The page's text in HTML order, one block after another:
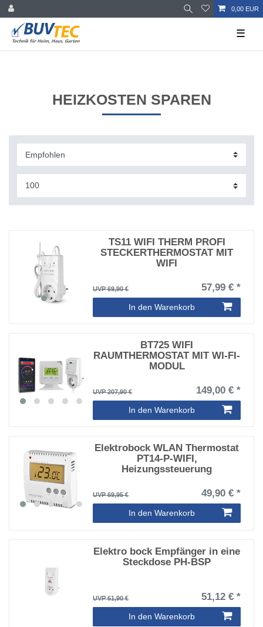
0,00 EUR
☰
HEIZKOSTEN SPAREN
TS11 WIFI THERM PROFI
STECKERTHERMOSTAT MIT
WIFI
UVP 69,90 € 57,99 € *
In den Warenkorb
BT725 WIFI
RAUMTHERMOSTAT MIT WI-FI-
MODUL
UVP 207,90 € 149,00 € *
In den Warenkorb
Elektrobock WLAN Thermostat
PT14-P-WIFI,
Heizungssteuerung
UVP 69,95 € 49,90 € *
In den Warenkorb
Elektro bock Empfänger in eine
Steckdose PH-BSP
UVP 61,90 € 51,12 € *
In den Warenkorb